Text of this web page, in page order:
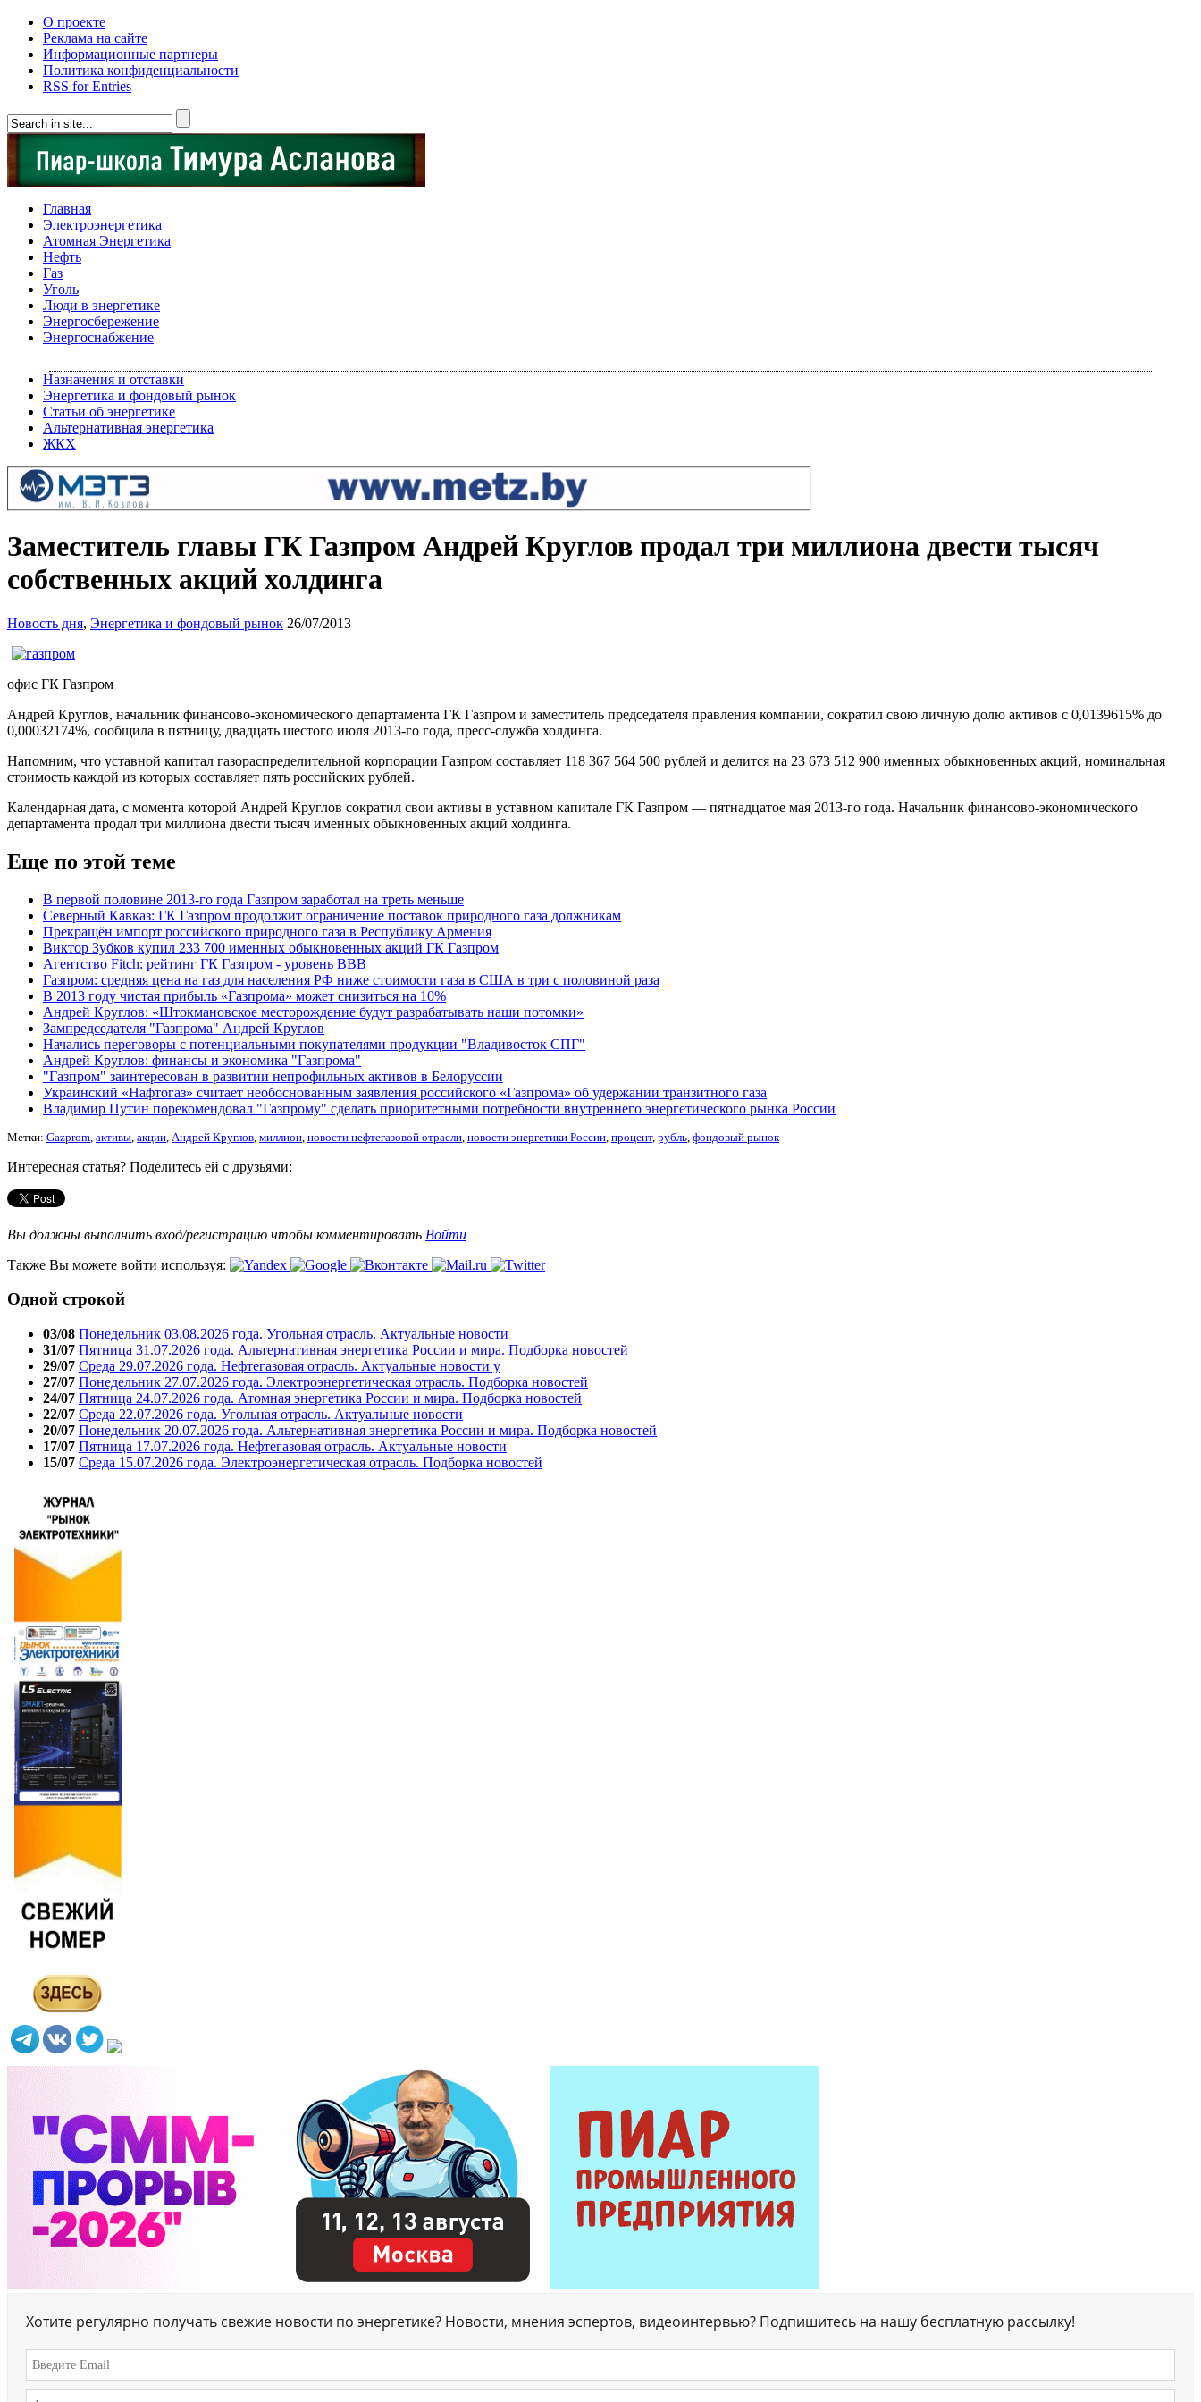
О проекте
Реклама на сайте
Информационные партнеры
Политика конфиденциальности
RSS for Entries
Главная
Электроэнергетика
Атомная Энергетика
Нефть
Газ
Уголь
Люди в энергетике
Энергосбережение
Энергоснабжение
Назначения и отставки
Энергетика и фондовый рынок
Статьи об энергетике
Альтернативная энергетика
ЖКХ
Заместитель главы ГК Газпром Андрей Круглов продал три миллиона двести тысяч
собственных акций холдинга
Новость дня, Энергетика и фондовый рынок 26/07/2013
офис ГК Газпром
Андрей Круглов, начальник финансово-экономического департамента ГК Газпром и заместитель председателя правления компании, сократил свою личную долю активов с 0,0139615% до
0,00032174%, сообщила в пятницу, двадцать шестого июля 2013-го года, пресс-служба холдинга.
Напомним, что уставной капитал газораспределительной корпорации Газпром составляет 118 367 564 500 рублей и делится на 23 673 512 900 именных обыкновенных акций, номинальная
стоимость каждой из которых составляет пять российских рублей.
Календарная дата, с момента которой Андрей Круглов сократил свои активы в уставном капитале ГК Газпром — пятнадцатое мая 2013-го года. Начальник финансово-экономического
департамента продал три миллиона двести тысяч именных обыкновенных акций холдинга.
Еще по этой теме
В первой половине 2013-го года Газпром заработал на треть меньше
Северный Кавказ: ГК Газпром продолжит ограничение поставок природного газа должникам
Прекращён импорт российского природного газа в Республику Армения
Виктор Зубков купил 233 700 именных обыкновенных акций ГК Газпром
Агентство Fitch: рейтинг ГК Газпром - уровень ВВВ
Газпром: средняя цена на газ для населения РФ ниже стоимости газа в США в три с половиной раза
В 2013 году чистая прибыль «Газпрома» может снизиться на 10%
Андрей Круглов: «Штокмановское месторождение будут разрабатывать наши потомки»
Зампредседателя "Газпрома" Андрей Круглов
Начались переговоры с потенциальными покупателями продукции "Владивосток СПГ"
Андрей Круглов: финансы и экономика "Газпрома"
"Газпром" заинтересован в развитии непрофильных активов в Белоруссии
Украинский «Нафтогаз» считает необоснованным заявления российского «Газпрома» об удержании транзитного газа
Владимир Путин порекомендовал "Газпрому" сделать приоритетными потребности внутреннего энергетического рынка России
Метки: Gazprom активы акции Андрей Круглов миллион новости нефтегазовой отрасли новости энергетики России процент, рубль фондовый рынок
Интересная статья? Поделитесь ей с друзьями:
Вы должны выполнить вход/регистрацию чтобы комментировать Войти
Также Вы можете войти используя:
Одной строкой
03/08 Понедельник 03.08.2026 года. Угольная отрасль. Актуальные новости
31/07 Пятница 31.07.2026 года. Альтернативная энергетика России и мира. Подборка новостей
29/07 Среда 29.07.2026 года. Нефтегазовая отрасль. Актуальные новости у
27/07 Понедельник 27.07.2026 года. Электроэнергетическая отрасль. Подборка новостей
24/07 Пятница 24.07.2026 года. Атомная энергетика России и мира. Подборка новостей
22/07 Среда 22.07.2026 года. Угольная отрасль. Актуальные новости
20/07 Понедельник 20.07.2026 года. Альтернативная энергетика России и мира. Подборка новостей
17/07 Пятница 17.07.2026 года. Нефтегазовая отрасль. Актуальные новости
15/07 Среда 15.07.2026 года. Электроэнергетическая отрасль. Подборка новостей
Хотите регулярно получать свежие новости по энергетике? Новости, мнения эспертов, видеоинтервью? Подпишитесь на нашу бесплатную рассылку!